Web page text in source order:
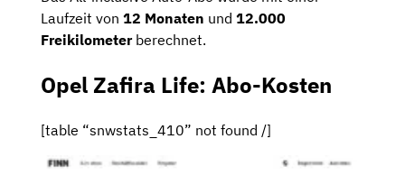
Laufzeit von 12 Monaten und 12.000
Freikilometerberechnet.
Opel Zafira Life: Abo-Kosten
[table “snwstats_410” not found /]